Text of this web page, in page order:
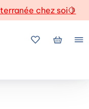
chez soi🍋
Mes favoris
Mon